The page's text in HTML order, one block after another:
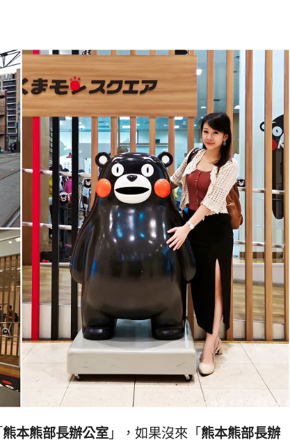
熊本熊部長辦公室 」，如果沒來「 熊本熊部長辦